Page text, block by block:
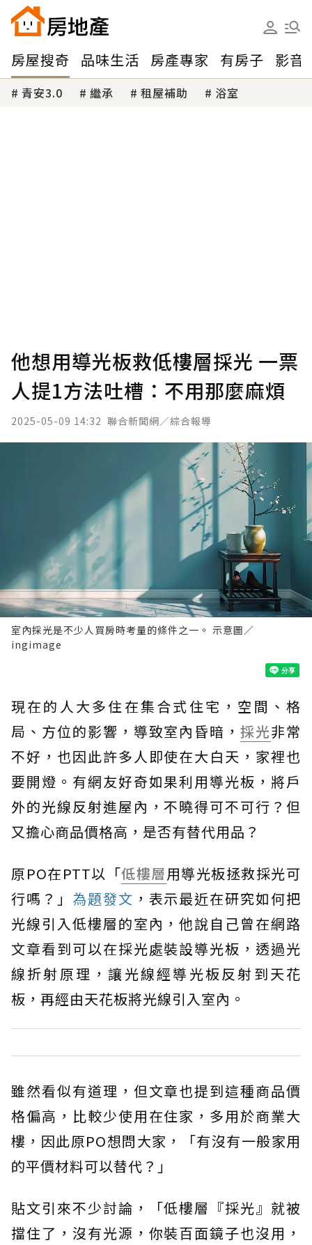
房屋搜奇 品味生活 房產專家 有房子 影音
青安3.0 繼承 租屋補助 浴室
他想用導光板救低樓層採光 一票
人提1方法吐槽：不用那麼麻煩
2025-05-09 14:32 聯合新聞網／綜合報導
室內採光是不少人買房時考量的條件之一。 示意圖／
ingimage
現在的人大多住在集合式住宅，空間、格
局、方位的影響，導致室內昏暗，採光非常
不好，也因此許多人即使在大白天，家裡也
要開燈。有網友好奇如果利用導光板，將戶
外的光線反射進屋內，不曉得可不可行？但
又擔心商品價格高，是否有替代用品？
原PO在PTT以「低樓層用導光板拯救採光可
行嗎？」 為題發文 ，表示最近在研究如何把
光線引入低樓層的室內，他說自己曾在網路
文章看到可以在採光處裝設導光板，透過光
線折射原理，讓光線經導光板反射到天花
板，再經由天花板將光線引入室內。
雖然看似有道理，但文章也提到這種商品價
格偏高，比較少使用在住家，多用於商業大
樓，因此原PO想問大家，「有沒有一般家用
的平價材料可以替代？」
貼文引來不少討論，「低樓層『採光』就被
擋住了，沒有光源，你裝百面鏡子也沒用，